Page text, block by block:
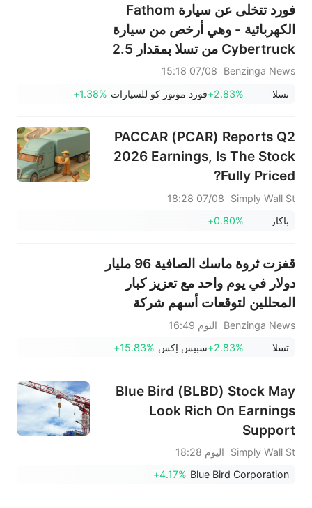
فورد تتخلى عن سيارة Fathom
الكهربائية - وهي أرخص من سيارة
Cybertruck من تسلا بمقدار 2.5
ضعف
Benzinga News
07/08 15:18
تسلا
+2.83%فورد موتور كو للسيارات +1.38%
PACCAR (PCAR) Reports Q2
2026 Earnings, Is The Stock
Fully Priced?
Simply Wall St
07/08 18:28
باكار
+0.80%
قفزت ثروة ماسك الصافية 96 مليار
دولار في يوم واحد مع تعزيز كبار
المحللين لتوقعات أسهم شركة
سبيس إكس
Benzinga News
اليوم 16:49
تسلا
+2.83%سبيس إكس +15.83%
Blue Bird (BLBD) Stock May
Look Rich On Earnings
Support
Simply Wall St
اليوم 18:28
Blue Bird Corporation
+4.17%